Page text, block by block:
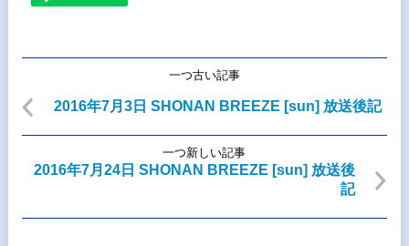
一つ古い記事
2016年7月3日 SHONAN BREEZE [sun] 放送後記
一つ新しい記事
2016年7月24日 SHONAN BREEZE [sun] 放送後
記